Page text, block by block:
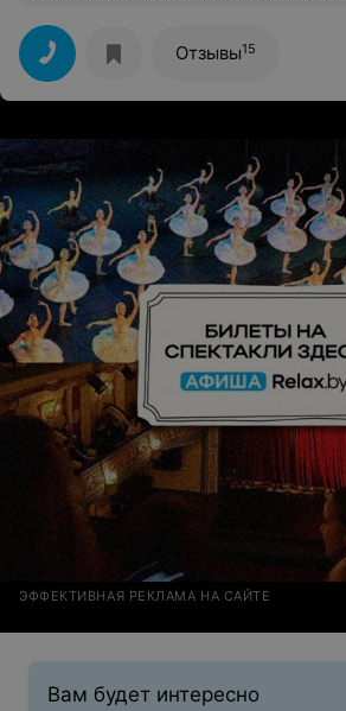
Мудриченко Татьяне Ивановне и
Трофимовой Ирине Викторовне за
профессионализм, отзывчивость и
пациенту. Спасибо Вам.
Отзывы15
ЭФФЕКТИВНАЯ РЕКЛАМА НА САЙТЕ
Вам будет интересно